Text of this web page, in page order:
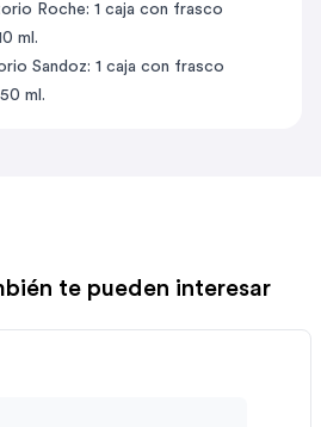
Roche: 1 caja con frasco
ml.
Sandoz: 1 caja con frasco
ml.
te pueden interesar